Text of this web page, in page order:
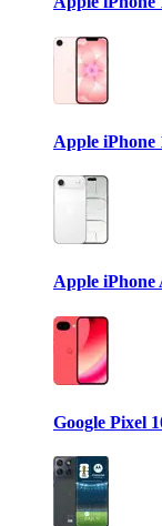
Apple iPhone
Apple
Google Pixel